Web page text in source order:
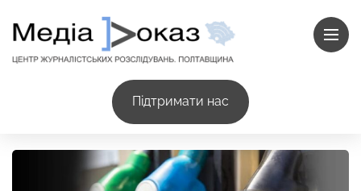
Підтримати нас